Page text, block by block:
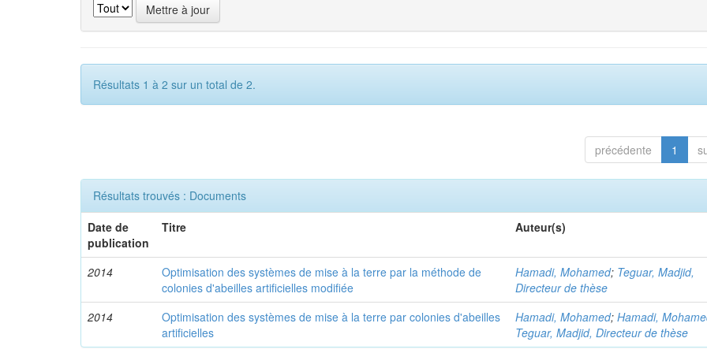
Résultats 1 à 2 sur un total de 2.
précédente 1
Résultats trouvés : Documents
Date de
publication
Titre Auteur(s)
2014
Optimisation des systèmes de mise à la terre par la méthode de
colonies d'abeilles artificielles modifiée
Hamadi, Mohamed; Teguar, Madjid,
Directeur de thèse
2014
Optimisation des systèmes de mise à la terre par colonies d'abeilles
artificielles
Hamadi, Mohamed;Hamadi,
Teguar, Madjid, Directeur de thèse